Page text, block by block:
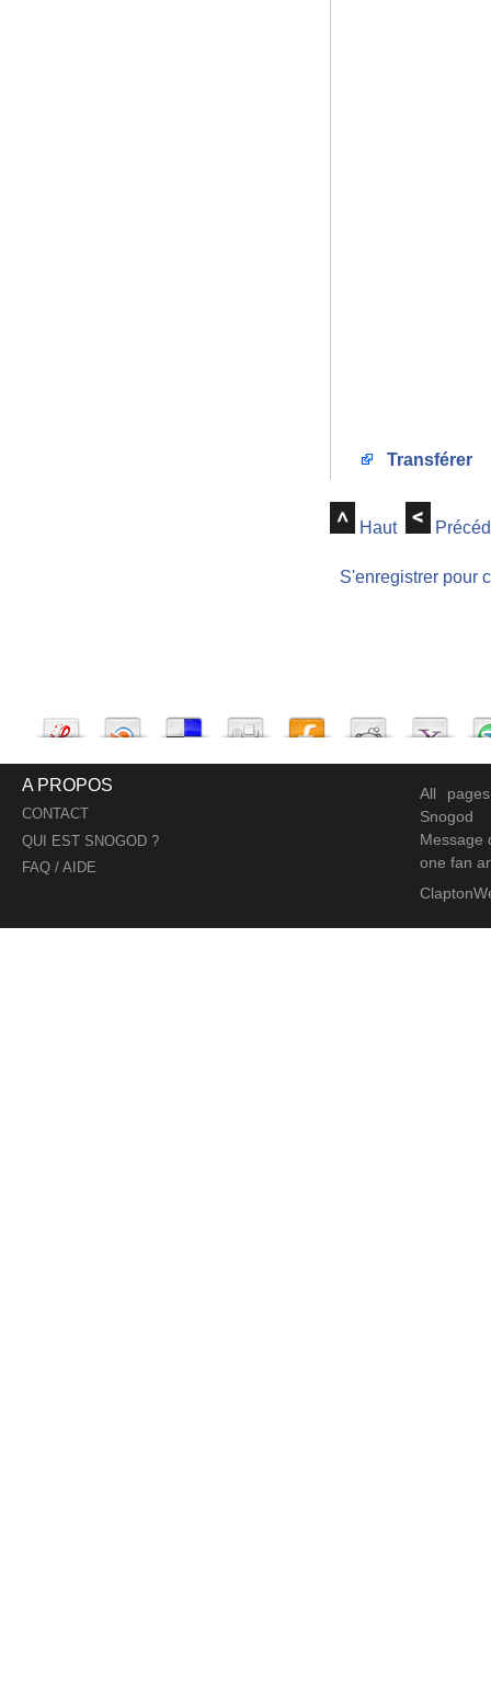
Transférer
Haut
S'enregistrer pour
A PROPOS
CONTACT
QUI EST SNOGOD ?
FAQ / AIDE
All
Snogod
Message
one fan